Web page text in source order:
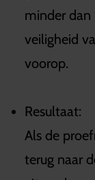
minder
veiligheid
voorop.
Resultaat:
Als de
terug naar